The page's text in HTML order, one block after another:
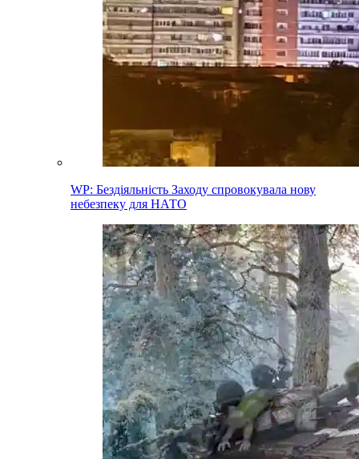
WP: Бездіяльність Заходу спровокувала нову
небезпеку для НАТО